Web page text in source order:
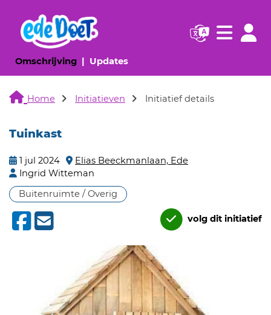
Omschrijving(huidige pagina)
Updates(huidige pagina)
Navigatie
Home Initiatieven Initiatief details
Tuinkast
1 jul 2024
Elias Beeckmanlaan, Ede
Ingrid Witteman
Buitenruimte / Overig
volg dit initiatief